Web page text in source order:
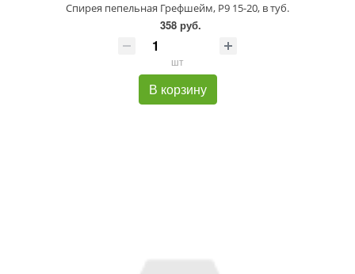
Спирея пепельная Грефшейм, P9 15-20, в туб.
358 руб.
шт
В корзину